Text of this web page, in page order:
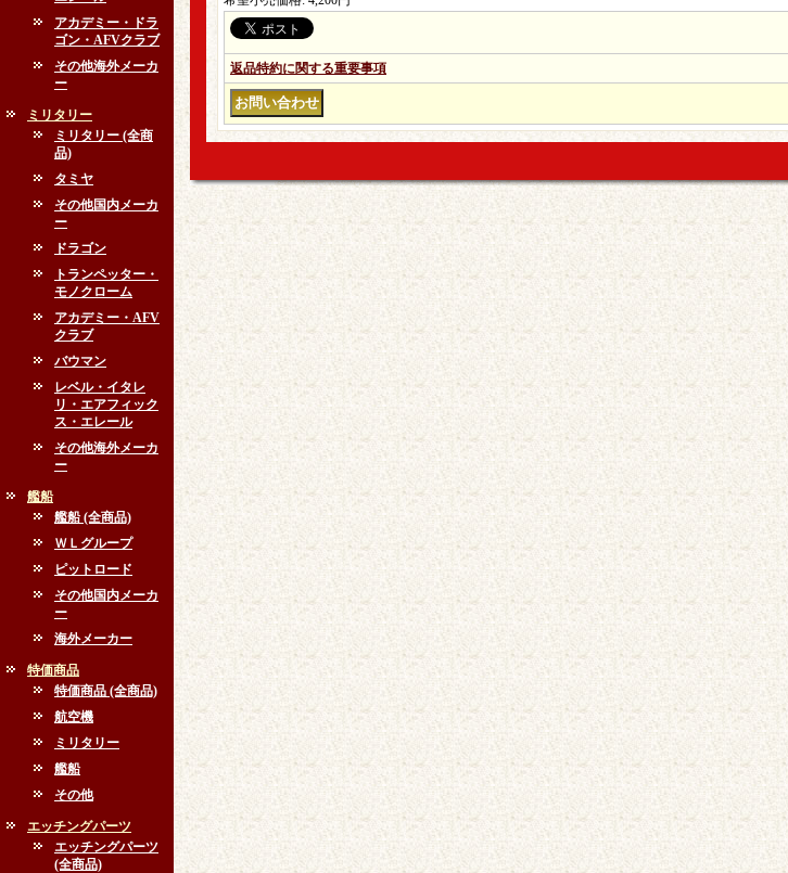
アカデミー・ドラ
ゴン・AFVクラブ
その他海外メーカ
ー
ミリタリー
ミリタリー (全商
品)
タミヤ
その他国内メーカ
ー
ドラゴン
トランペッター・
モノクローム
アカデミー・AFV
クラブ
バウマン
レベル・イタレ
リ・エアフィック
ス・エレール
その他海外メーカ
ー
艦船
艦船 (全商品)
ＷＬグループ
ピットロード
その他国内メーカ
ー
海外メーカー
特価商品
特価商品 (全商品)
航空機
ミリタリー
艦船
その他
エッチングパーツ
エッチングパーツ
(全商品)
返品特約に関する重要事項